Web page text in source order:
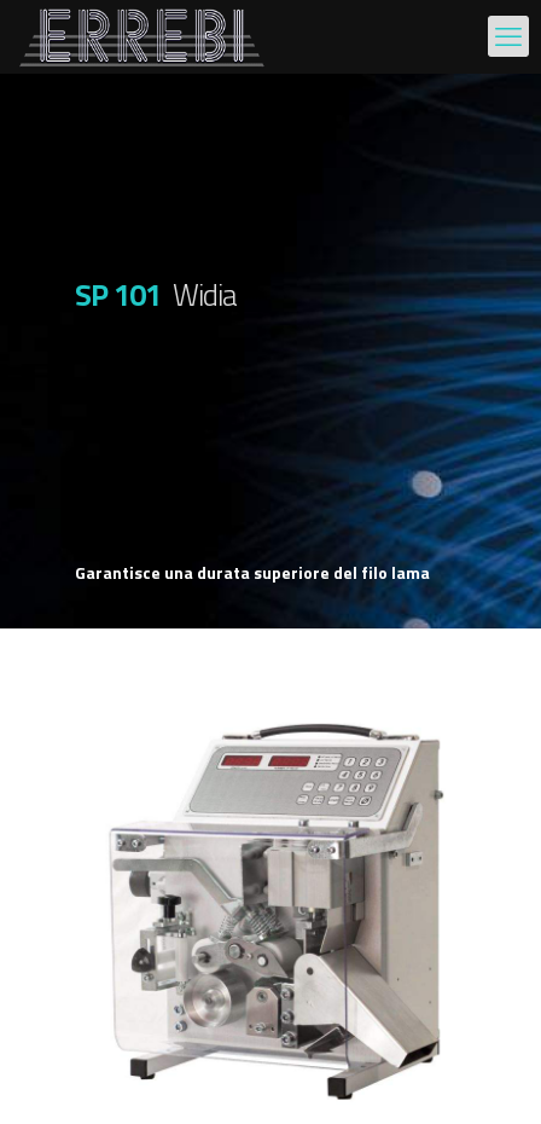
SP 101 Widia
Garantisce una durata superiore del filo lama